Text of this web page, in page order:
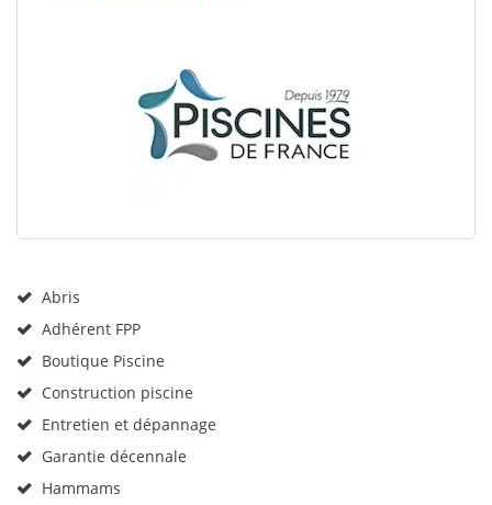
Abris
Adhérent FPP
Boutique Piscine
Construction piscine
Entretien et dépannage
Garantie décennale
Hammams